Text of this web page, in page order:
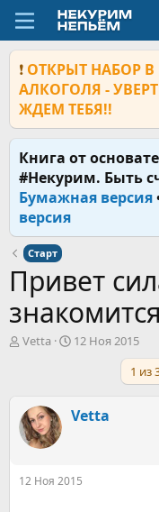
❗ ОТКРЫТ НАБОР
АЛКОГОЛЯ -
ЖДЕМ ТЕБЯ!!
Книга от
#Некурим. Быть
Бумажная версия
версия
Старт
Привет
А
т
е
Vetta
Д
а
а
12 Ноя 2015
1 из
Vetta
12 Ноя 2015